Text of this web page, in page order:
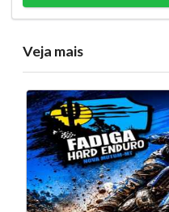
Veja mais